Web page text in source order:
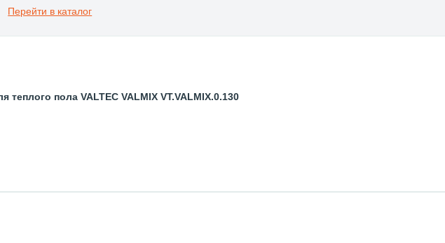
Перейти в каталог
пола VALTEC VALMIX VT.VALMIX.0.130